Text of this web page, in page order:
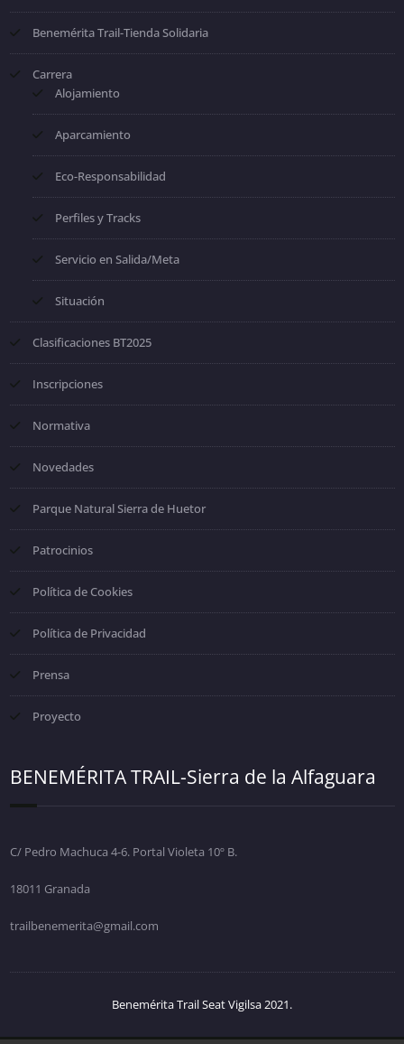
Benemérita Trail-Tienda Solidaria
Carrera
Alojamiento
Aparcamiento
Eco-Responsabilidad
Perfiles y Tracks
Servicio en Salida/Meta
Situación
Clasificaciones BT2025
Inscripciones
Normativa
Novedades
Parque Natural Sierra de Huetor
Patrocinios
Política de Cookies
Política de Privacidad
Prensa
Proyecto
BENEMÉRITA TRAIL-Sierra de la Alfaguara
C/ Pedro Machuca 4-6. Portal Violeta 10º B.
18011 Granada
trailbenemerita@gmail.com
Benemérita Trail Seat Vigilsa 2021.